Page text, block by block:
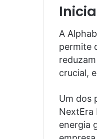
A
permite
crucial,
Um dos
NextEra
energia